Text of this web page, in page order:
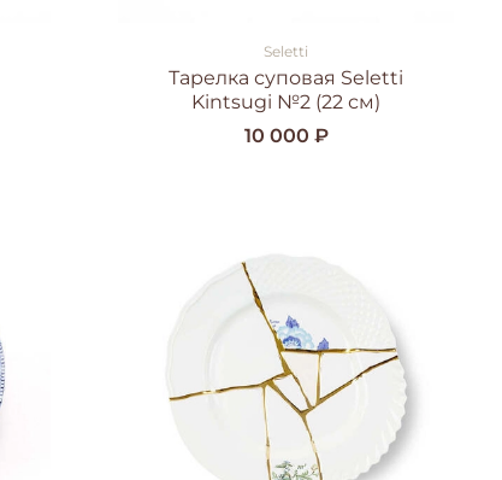
Seletti
Тарелка суповая Seletti
Kintsugi №2 (22 см)
10 000 ₽